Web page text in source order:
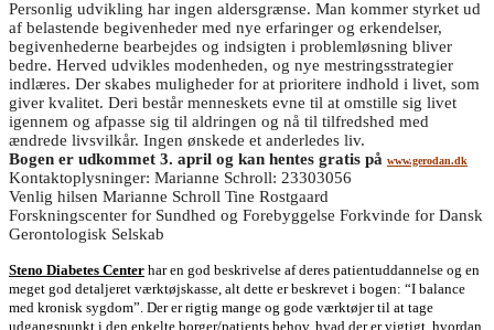
Personlig udvikling har ingen aldersgrænse. Man kommer styrket ud
af belastende begivenheder med nye erfaringer og erkendelser,
begivenhederne bearbejdes og indsigten i problemløsning bliver
bedre. Herved udvikles modenheden, og nye mestringsstrategier
indlæres. Der skabes muligheder for at prioritere indhold i livet, som
giver kvalitet. Deri består menneskets evne til at omstille sig livet
igennem og afpasse sig til aldringen og nå til tilfredshed med
ændrede livsvilkår. Ingen ønskede et anderledes liv.
Bogen er udkommet 3. april og kan hentes gratis på www.gerodan.dk
Kontaktoplysninger: Marianne Schroll: 23303056
Venlig hilsen Marianne Schroll Tine Rostgaard
Forskningscenter for Sundhed og Forebyggelse Forkvinde for Dansk
Gerontologisk Selskab
Steno Diabetes Center har en god beskrivelse af deres patientuddannelse og en
meget god detaljeret værktøjskasse, alt dette er beskrevet i bogen: “I balance
med kronisk sygdom”. Der er rigtig mange og gode værktøjer til at tage
udgangspunkt i den enkelte borger/patients behov, hvad der er vigtigt, hvordan